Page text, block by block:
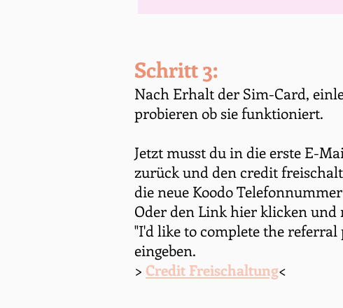
Schritt 3:
Nach Erhalt der Sim-Card,
probieren ob sie funktioniert.
​Jetzt musst du in die erste E-
zurück und den credit
die neue Koodo
Oder den Link hier klicken und
"I'd like to complete the referral
eingeben.
> Credit Freischaltung<